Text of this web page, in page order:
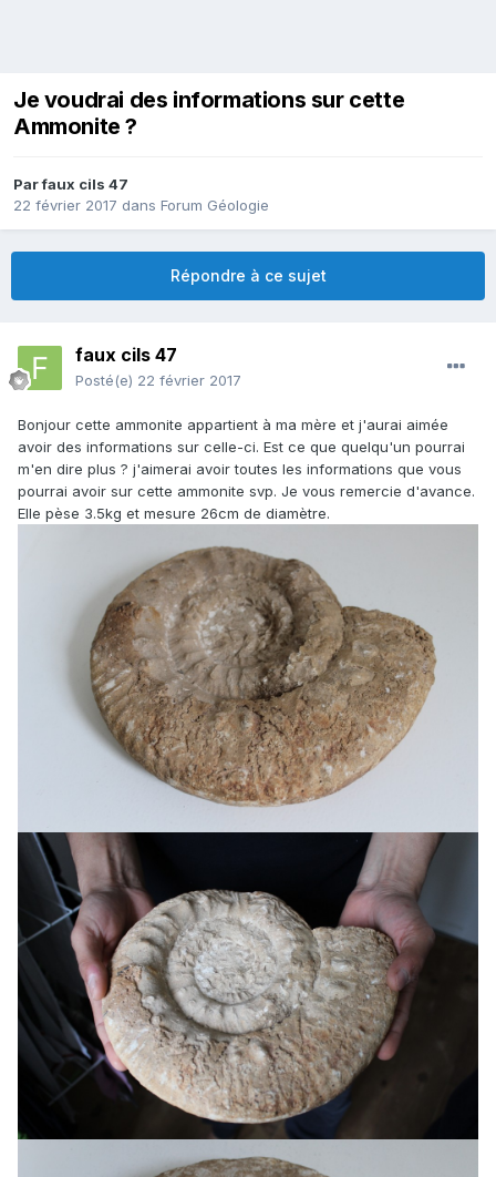
Je voudrai des informations sur cette
Ammonite ?
Parfaux cils 47
22 février 2017 dans Forum Géologie
Répondre à ce sujet
faux cils 47
Posté(e) 22 février 2017
Bonjour cette ammonite appartient à ma mère et j'aurai aimée
avoir des informations sur celle-ci. Est ce que quelqu'un pourrai
m'en dire plus ? j'aimerai avoir toutes les informations que vous
pourrai avoir sur cette ammonite svp. Je vous remercie d'avance.
Elle pèse 3.5kg et mesure 26cm de diamètre.